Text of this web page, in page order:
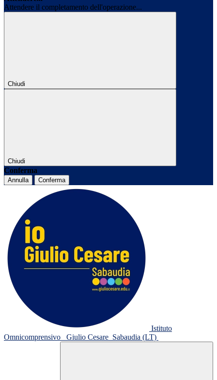
Attendere il completamento dell'operazione...
Chiudi
Chiudi
Conferma
Annulla Conferma
Istituto
Omnicomprensivo
Giulio Cesare Sabaudia (LT)